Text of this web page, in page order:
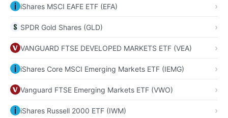
iShares MSCI EAFE ETF (EFA)
SPDR Gold Shares (GLD)
VANGUARD FTSE DEVELOPED MARKETS ETF (VEA)
iShares Core MSCI Emerging Markets ETF (IEMG)
Vanguard FTSE Emerging Markets ETF (VWO)
iShares Russell 2000 ETF (IWM)